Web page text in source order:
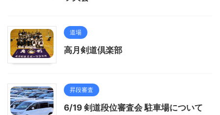
道場
高月剣道倶楽部
昇段審査
6/19 剣道段位審査会 駐車場について